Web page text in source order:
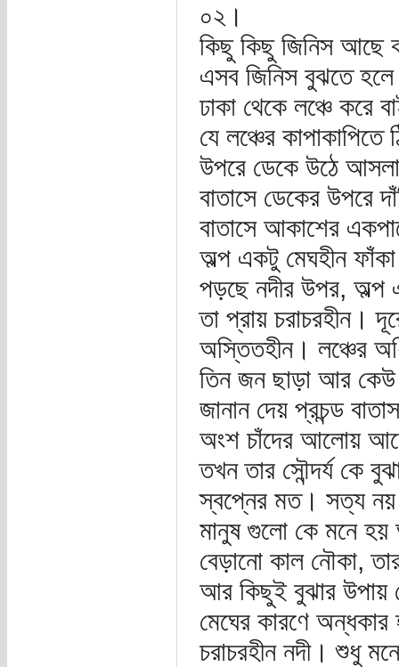
০২।
কিছু কিছু জিনিস আছে
এসব জিনিস বুঝতে
ঢাকা থেকে লঞ্চে করে
যে লঞ্চের
উপরে ডেকে উঠে
বাতাসে ডেকের উপরে
বাতাসে আকাশের
অল্প একটু মেঘহীন
পড়ছে নদীর উপর, অল্প
তা প্রায় চরাচরহীন।
অস্তিতহীন। লঞ্চের
তিন জন ছাড়া আর কেউ
জানান দেয় প্রচন্ড
অংশ চাঁদের আলোয়
তখন তার সৌন্দর্য কে
স্বপ্নের মত। সত্য নয়
মানুষ গুলো কে মনে হয়
বেড়ানো কাল নৌকা,
আর কিছুই বুঝার উপায়
মেঘের কারণে
চরাচরহীন নদী। শুধু